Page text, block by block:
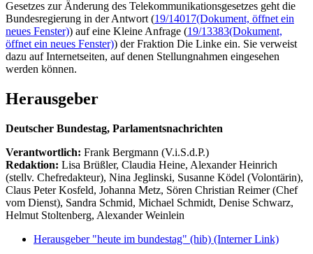
Gesetzes zur Änderung des Telekommunikationsgesetzes geht die
Bundesregierung in der Antwort (19/14017(Dokument, öffnet ein
neues Fenster)) auf eine Kleine Anfrage (19/13383(Dokument,
öffnet ein neues Fenster)) der Fraktion Die Linke ein. Sie verweist
dazu auf Internetseiten, auf denen Stellungnahmen eingesehen
werden können.
Herausgeber
Deutscher Bundestag, Parlamentsnachrichten
Verantwortlich: Frank Bergmann (V.i.S.d.P.)
Redaktion: Lisa Brüßler, Claudia Heine, Alexander Heinrich
(stellv. Chefredakteur), Nina Jeglinski, Susanne Ködel (Volontärin),
Claus Peter Kosfeld, Johanna Metz, Sören Christian Reimer (Chef
vom Dienst), Sandra Schmid, Michael Schmidt, Denise Schwarz,
Helmut Stoltenberg, Alexander Weinlein
Herausgeber "heute im bundestag" (hib) (Interner Link)